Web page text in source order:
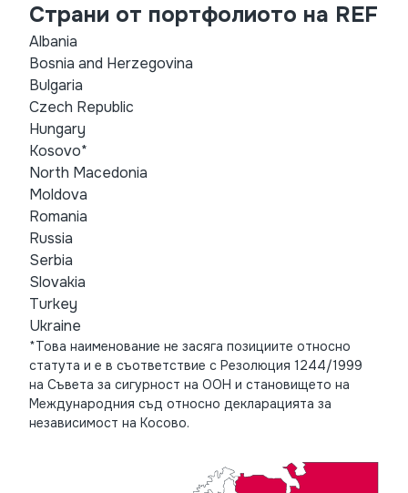
Страни от портфолиото на REF
Albania
Bosnia and Herzegovina
Bulgaria
Czech Republic
Hungary
Kosovo*
North Macedonia
Moldova
Romania
Russia
Serbia
Slovakia
Turkey
Ukraine
*Това наименование не засяга позициите относно
статута и е в съответствие с Резолюция 1244/1999
на Съвета за сигурност на ООН и становището на
Международния съд относно декларацията за
независимост на Косово.